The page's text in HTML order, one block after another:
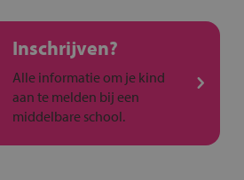
Inschrijven?
Alle informatie om je kind
aan te melden bij een
middelbare school.